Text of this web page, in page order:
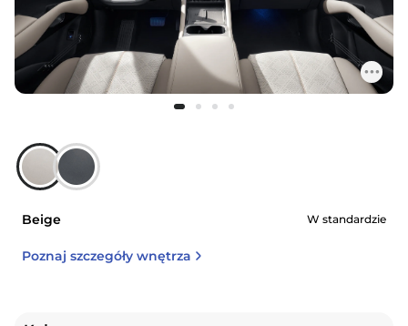
Beige W standardzie
Poznaj szczegóły wnętrza